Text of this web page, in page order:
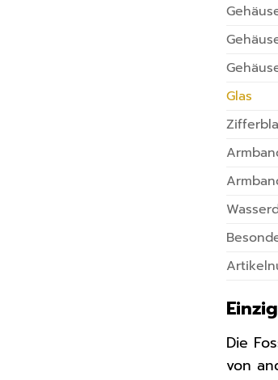
Glas
Die
von